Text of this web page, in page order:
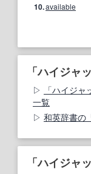
10.available
「ハイジャ
「ハイジ
一覧
和英辞書の
「ハイジャ